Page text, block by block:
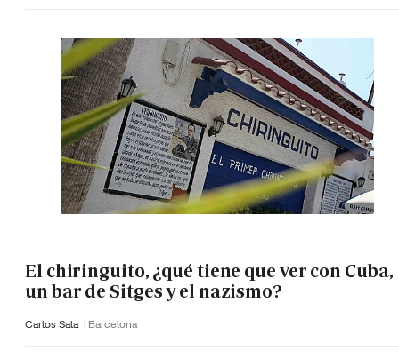
El chiringuito, ¿qué tiene que ver con Cuba,
un bar de Sitges y el nazismo?
Carlos Sala Barcelona